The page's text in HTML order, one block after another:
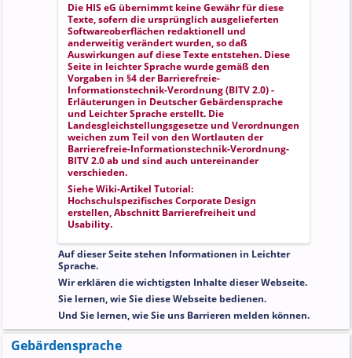
Die HIS eG übernimmt keine Gewähr für diese
Texte, sofern die ursprünglich ausgelieferten
Softwareoberflächen redaktionell und
anderweitig verändert wurden, so daß
Auswirkungen auf diese Texte entstehen. Diese
Seite in leichter Sprache wurde gemäß den
Vorgaben in §4 der Barrierefreie-
Informationstechnik-Verordnung (BITV 2.0) -
Erläuterungen in Deutscher Gebärdensprache
und Leichter Spracheerstellt. Die
Landesgleichstellungsgesetze und Verordnungen
weichen zum Teil von den Wortlauten der
Barrierefreie-Informationstechnik-Verordnung-
BITV 2.0 ab und sind auch untereinander
verschieden.
Siehe Wiki-Artikel Tutorial:
Hochschulspezifisches Corporate Design
erstellen, Abschnitt Barrierefreiheit und
Usability.
Auf dieser Seite stehen Informationen in Leichter
Sprache.
Wir erklären die wichtigsten Inhalte dieser Webseite.
Sie lernen, wie Sie diese Webseite bedienen.
Und Sie lernen, wie Sie uns Barrieren melden können.
Gebärdensprache